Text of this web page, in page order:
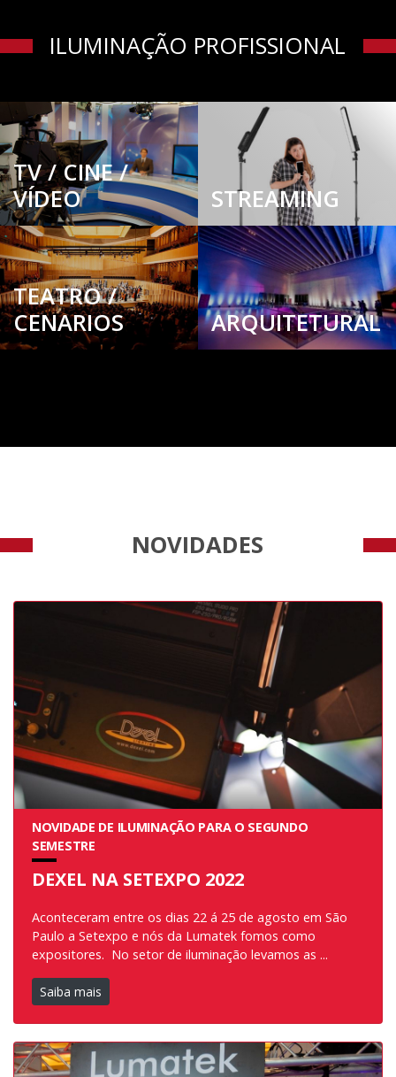
ILUMINAÇÃO PROFISSIONAL
TV / CINE /
VÍDEO
STREAMING
TEATRO /
CENARIOS
ARQUITETURAL
NOVIDADES
NOVIDADE DE ILUMINAÇÃO PARA O SEGUNDO
SEMESTRE
DEXEL NA SETEXPO 2022
Aconteceram entre os dias 22 á 25 de agosto em São
Paulo a Setexpo e nós da Lumatek fomos como
expositores. No setor de iluminação levamos as ...
Saiba mais